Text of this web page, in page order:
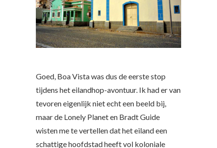
Goed, Boa Vista was dus de eerste stop
tijdens het eilandhop-avontuur. Ik had er van
tevoren eigenlijk niet echt een beeld bij,
maar de Lonely Planet en Bradt Guide
wisten me te vertellen dat het eiland een
schattige hoofdstad heeft vol koloniale